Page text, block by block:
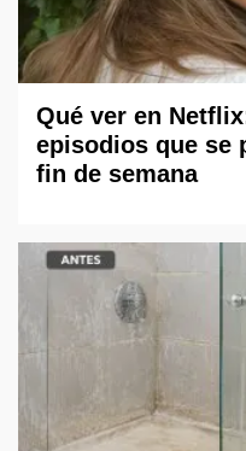
Qué ver en
episodios que se
fin de semana